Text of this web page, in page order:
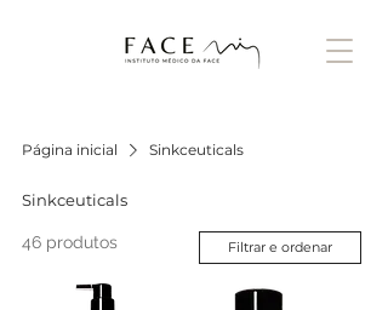
Página inicial Sinkceuticals
Sinkceuticals
46 produtos Filtrar e ordenar